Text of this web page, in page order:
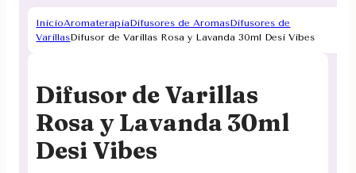
InicioAromaterapiaDifusores de AromasDifusores de
VarillasDifusor de Varillas Rosa y Lavanda 30ml Desi Vibes
Difusor de Varillas
Rosa y Lavanda 30ml
Desi Vibes